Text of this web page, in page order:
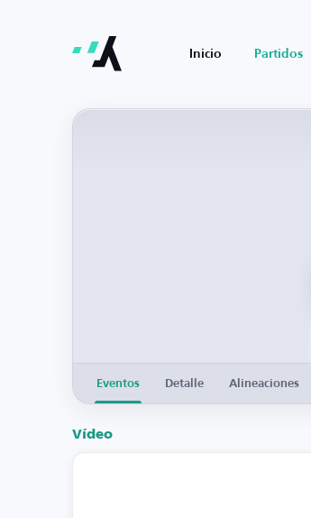
Inicio Partidos
Eventos Detalle Alineaciones
Vídeo